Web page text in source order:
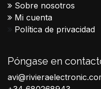
Sobre nosotros
Mi cuenta
Política de privacidad
Póngase en